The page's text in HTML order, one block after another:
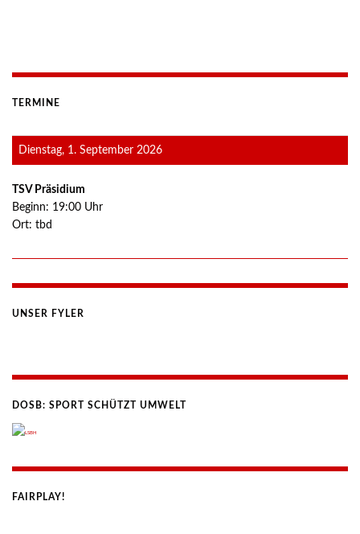
TERMINE
Dienstag, 1. September 2026
TSV Präsidium
Beginn: 19:00 Uhr
Ort: tbd
UNSER FYLER
DOSB: SPORT SCHÜTZT UMWELT
FAIRPLAY!